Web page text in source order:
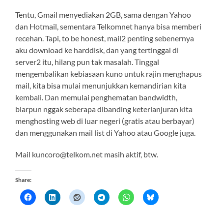
Tentu, Gmail menyediakan 2GB, sama dengan Yahoo
dan Hotmail, sementara Telkomnet hanya bisa memberi
recehan. Tapi, to be honest, mail2 penting sebenernya
aku download ke harddisk, dan yang tertinggal di
server2 itu, hilang pun tak masalah. Tinggal
mengembalikan kebiasaan kuno untuk rajin menghapus
mail, kita bisa mulai menunjukkan kemandirian kita
kembali. Dan memulai penghematan bandwidth,
biarpun nggak seberapa dibanding keterlanjuran kita
menghosting web di luar negeri (gratis atau berbayar)
dan menggunakan mail list di Yahoo atau Google juga.
Mail kuncoro@telkom.net masih aktif, btw.
Share: